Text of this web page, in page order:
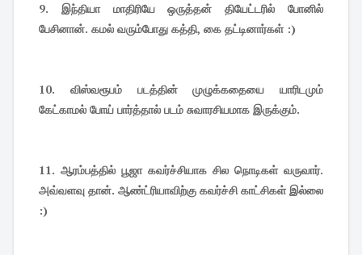
9. இந்தியா மாதிரியே ஒருத்தன் தியேட்டரில் போனில்
பேசினான். கமல் வரும்போது கத்தி, கை தட்டினார்கள் :)
10. விஸ்வரூபம் படத்தின் முழுக்கதையை யாரிடமும்
கேட்காமல் போய் பார்த்தால் படம் சுவாரசியமாக இருக்கும்.
11. ஆரம்பத்தில் பூஜா கவர்ச்சியாக சில நொடிகள் வருவார்.
அவ்வளவு தான். ஆண்ட்ரியாவிற்கு கவர்ச்சி காட்சிகள் இல்லை
:)